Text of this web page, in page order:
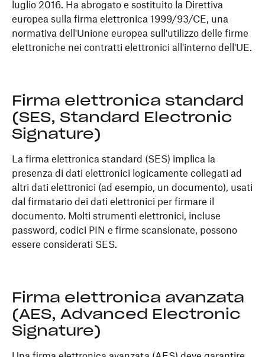
luglio 2016. Ha abrogato e sostituito la Direttiva
europea sulla firma elettronica 1999/93/CE, una
normativa dell'Unione europea sull'utilizzo delle firme
elettroniche nei contratti elettronici all'interno dell'UE.
Firma elettronica standard
(SES, Standard Electronic
Signature)
La firma elettronica standard (SES) implica la
presenza di dati elettronici logicamente collegati ad
altri dati elettronici (ad esempio, un documento), usati
dal firmatario dei dati elettronici per firmare il
documento. Molti strumenti elettronici, incluse
password, codici PIN e firme scansionate, possono
essere considerati SES.
Firma elettronica avanzata
(AES, Advanced Electronic
Signature)